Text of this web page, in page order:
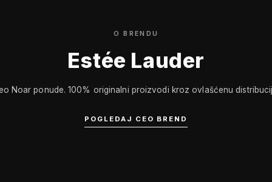
O BRENDU
Estée Lauder
Noar ponude. 100% originalni proizvodi kroz ovlašćenu
POGLEDAJ CEO BREND